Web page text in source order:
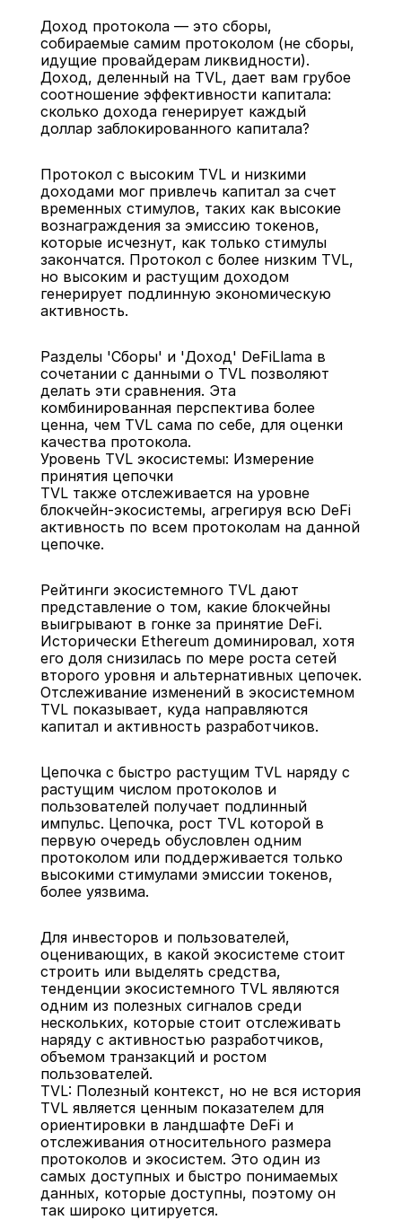
Доход протокола — это сборы,
собираемые самим протоколом (не сборы,
идущие провайдерам ликвидности).
Доход, деленный на TVL, дает вам грубое
соотношение эффективности капитала:
сколько дохода генерирует каждый
доллар заблокированного капитала?
Протокол с высоким TVL и низкими
доходами мог привлечь капитал за счет
временных стимулов, таких как высокие
вознаграждения за эмиссию токенов,
которые исчезнут, как только стимулы
закончатся. Протокол с более низким TVL,
но высоким и растущим доходом
генерирует подлинную экономическую
активность.
Разделы 'Сборы' и 'Доход' DeFiLlama в
сочетании с данными о TVL позволяют
делать эти сравнения. Эта
комбинированная перспектива более
ценна, чем TVL сама по себе, для оценки
качества протокола.
Уровень TVL экосистемы: Измерение
принятия цепочки
TVL также отслеживается на уровне
блокчейн-экосистемы, агрегируя всю DeFi
активность по всем протоколам на данной
цепочке.
Рейтинги экосистемного TVL дают
представление о том, какие блокчейны
выигрывают в гонке за принятие DeFi.
Исторически Ethereum доминировал, хотя
его доля снизилась по мере роста сетей
второго уровня и альтернативных цепочек.
Отслеживание изменений в экосистемном
TVL показывает, куда направляются
капитал и активность разработчиков.
Цепочка с быстро растущим TVL наряду с
растущим числом протоколов и
пользователей получает подлинный
импульс. Цепочка, рост TVL которой в
первую очередь обусловлен одним
протоколом или поддерживается только
высокими стимулами эмиссии токенов,
более уязвима.
Для инвесторов и пользователей,
оценивающих, в какой экосистеме стоит
строить или выделять средства,
тенденции экосистемного TVL являются
одним из полезных сигналов среди
нескольких, которые стоит отслеживать
наряду с активностью разработчиков,
объемом транзакций и ростом
пользователей.
TVL: Полезный контекст, но не вся история
TVL является ценным показателем для
ориентировки в ландшафте DeFi и
отслеживания относительного размера
протоколов и экосистем. Это один из
самых доступных и быстро понимаемых
данных, которые доступны, поэтому он
так широко цитируется.